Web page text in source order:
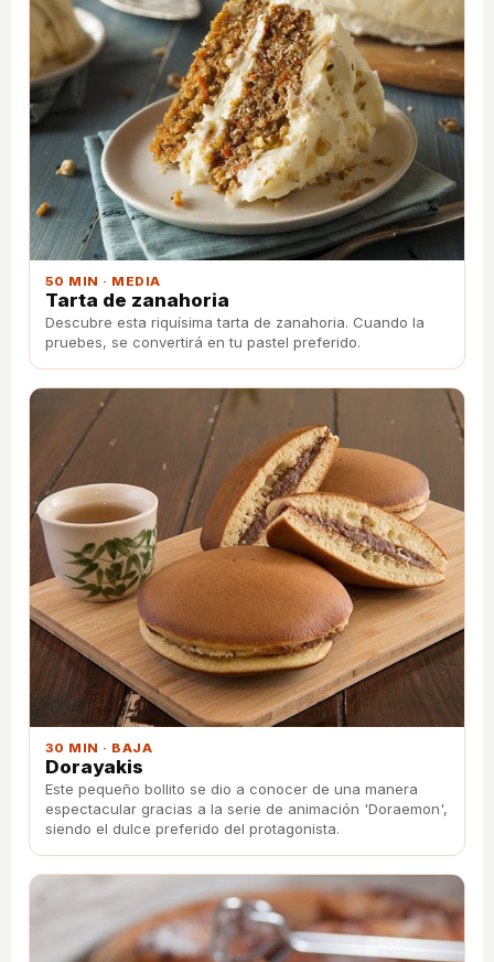
50 MIN · MEDIA
Tarta de zanahoria
Descubre esta riquísima tarta de zanahoria. Cuando la
pruebes, se convertirá en tu pastel preferido.
30 MIN · BAJA
Dorayakis
Este pequeño bollito se dio a conocer de una manera
espectacular gracias a la serie de animación 'Doraemon',
siendo el dulce preferido del protagonista.